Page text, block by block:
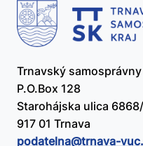
Trnavský
P.O.Box 128
Starohájska ulica
917 01 Trnava
podatelna@​trnava-